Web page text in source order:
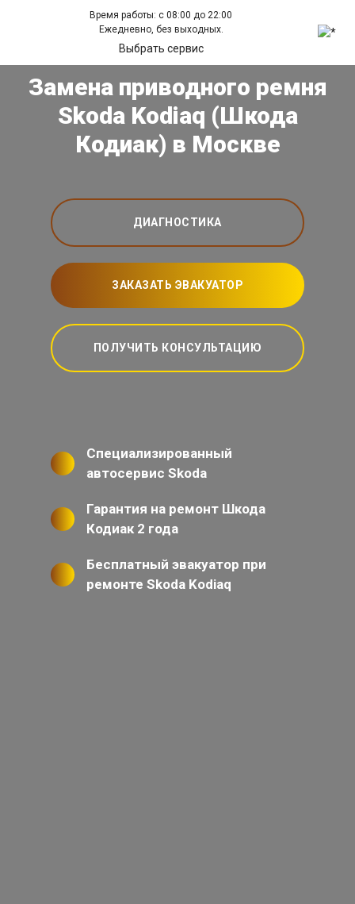
Время работы: с 08:00 до 22:00
Ежедневно, без выходных.
Выбрать сервис
Замена приводного ремня
Skoda Kodiaq (Шкода
Кодиак) в Москве
ДИАГНОСТИКА
ЗАКАЗАТЬ ЭВАКУАТОР
ПОЛУЧИТЬ КОНСУЛЬТАЦИЮ
Специализированный
автосервис Skoda
Гарантия на ремонт Шкода
Кодиак 2 года
Бесплатный эвакуатор при
ремонте Skoda Kodiaq